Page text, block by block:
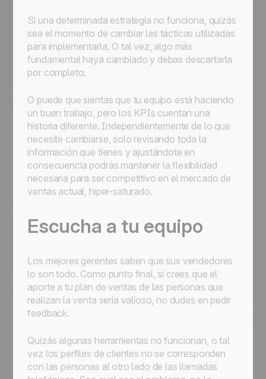
Si una determinada estrategia no funciona, quizás
sea el momento de cambiar las tácticas utilizadas
para implementarla. O tal vez, algo más
fundamental haya cambiado y debas descartarla
por completo.
O puede que sientas que tu equipo está haciendo
un buen trabajo, pero los KPIs cuentan una
historia diferente. Independientemente de lo que
necesite cambiarse, solo revisando toda la
información que tienes y ajustándote en
consecuencia podrás mantener la flexibilidad
necesaria para ser competitivo en el mercado de
ventas actual, hiper-saturado.
Escucha a tu equipo
Los mejores gerentes saben que sus vendedores
lo son todo. Como punto final, si crees que el
aporte a tu plan de ventas de las personas que
realizan la venta sería valioso, no dudes en pedir
feedback.
Quizás algunas herramientas no funcionan, o tal
vez los perfiles de clientes no se corresponden
con las personas al otro lado de las llamadas